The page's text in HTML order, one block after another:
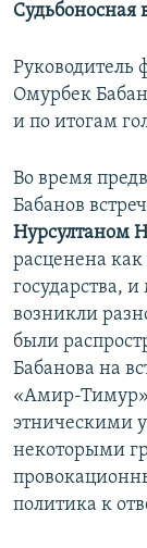
Судьбоносная
Руководитель
Омурбек
и по итогам
Во время
Бабанов
Нурсултаном
расценена
государства,
возникли
были
Бабанова на
«Амир-
этническими
некоторыми
политика к